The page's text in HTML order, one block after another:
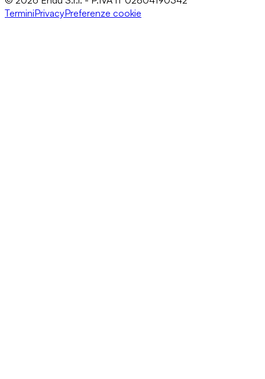
TerminiPrivacyPreferenze cookie